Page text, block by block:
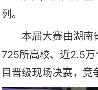
列。
本届大赛由湖南
725所高校、近2.5
目晋级现场决赛，竞